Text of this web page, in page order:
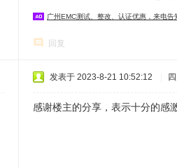
广州EMC测试、整改、认证优惠，来电
回复
发表于 2023-8-21 10:52:12
感谢楼主的分享，表示十分的感